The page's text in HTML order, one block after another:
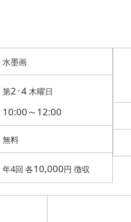
水墨画
第2･4木曜日
10:00～12:00
無料
年4回 各10,000円 徴収